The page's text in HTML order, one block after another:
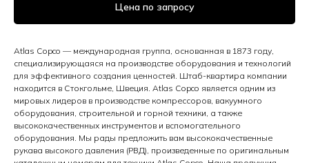
Цена по запросу
Atlas Copco — международная группа, основанная в 1873 году,
специализирующаяся на производстве оборудования и технологий
для эффективного создания ценностей. Штаб-квартира компании
находится в Стокгольме, Швеция. Atlas Copco является одним из
мировых лидеров в производстве компрессоров, вакуумного
оборудования, строительной и горной техники, а также
высококачественных инструментов и вспомогательного
оборудования. Мы рады предложить вам высококачественные
рукава высокого давления (РВД), произведенные по оригинальным